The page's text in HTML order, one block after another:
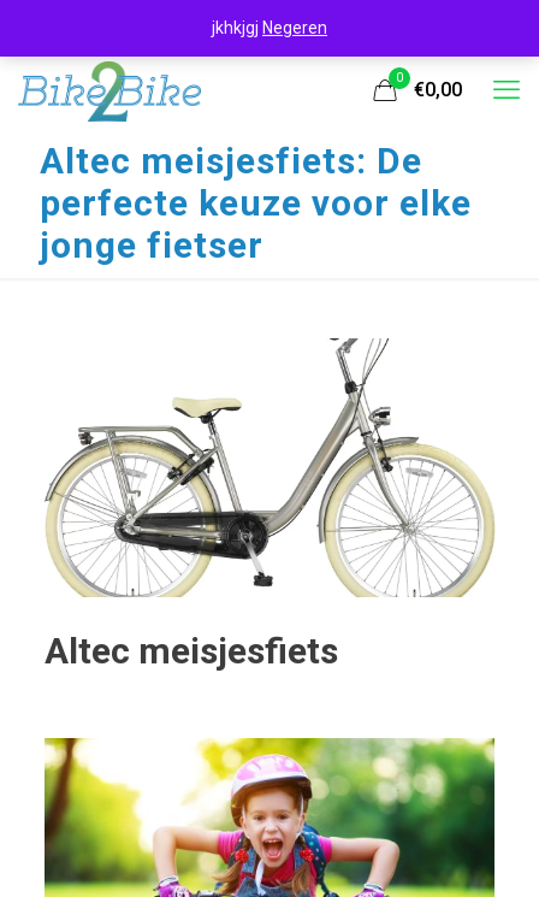
0
€0,00
Altec meisjesfiets: De
perfecte keuze voor elke
jonge fietser
Altec meisjesfiets
jkhkjgj Negeren